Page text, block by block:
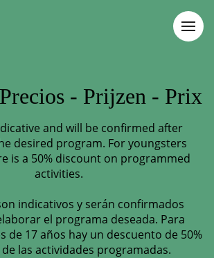
- Prijzen - Prix
and will be confirmed after
desired program. For youngsters
is a 50% discount on programmed
activities.
indicativos y serán confirmados
el programa deseada. Para
de 17 años hay un descuento de 50%
de las actividades programadas.